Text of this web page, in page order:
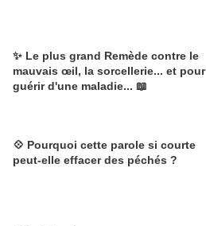
✨ Le plus grand Remède contre le
mauvais œil, la sorcellerie... et pour
guérir d'une maladie... 📖
💠 Pourquoi cette parole si courte
peut-elle effacer des péchés ?